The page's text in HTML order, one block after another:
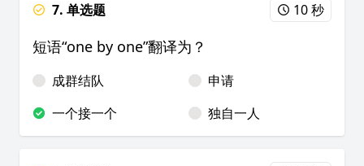
7. 单选题 10 秒
短语“one by one”翻译为？
成群结队
申请
一个接一个
独自一人